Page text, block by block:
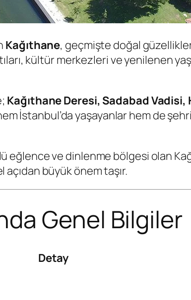
Kağıthane, geçmişte doğal
kültür merkezleri ve yenilenen
Kağıthane Deresi, Sadabad
İstanbul’da yaşayanlar hem de
eğlence ve dinlenme bölgesi olan
açıdan büyük önem taşır.
Genel Bilgiler
Detay